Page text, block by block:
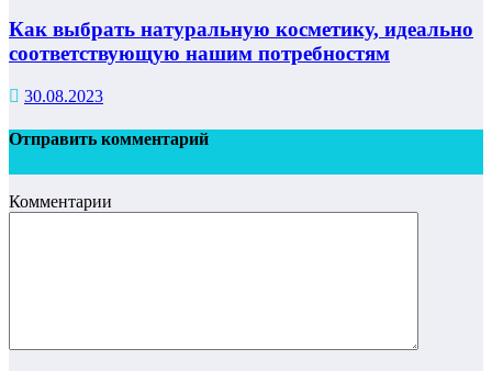
Как выбрать натуральную косметику, идеально
соответствующую нашим потребностям
30.08.2023
Отправить комментарий
Комментарии